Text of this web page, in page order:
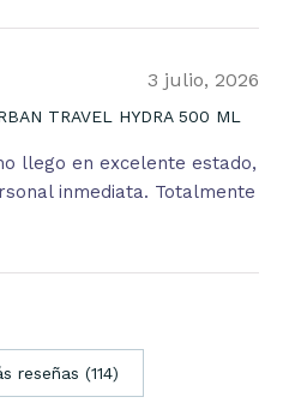
3 julio, 2026
TRAVEL HYDRA 500 ML
llego en excelente estado,
inmediata. Totalmente
reseñas (114)